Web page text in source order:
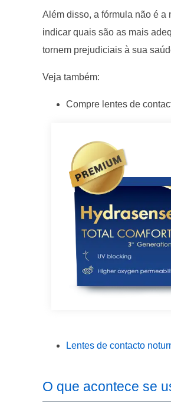
Além disso, a fórmula não é
indicar quais são as mais
tornem prejudiciais à sua
Veja também:
Compre lentes de
Lentes de contacto
O que acontece se